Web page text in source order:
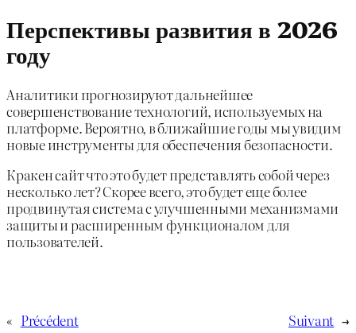
Перспективы развития в 2026
году
Аналитики прогнозируют дальнейшее
совершенствование технологий, используемых на
платформе. Вероятно, в ближайшие годы мы увидим
новые инструменты для обеспечения безопасности.
Кракен сайт что это будет представлять собой через
несколько лет? Скорее всего, это будет еще более
продвинутая система с улучшенными механизмами
защиты и расширенным функционалом для
пользователей.
« Précédent Suivant →